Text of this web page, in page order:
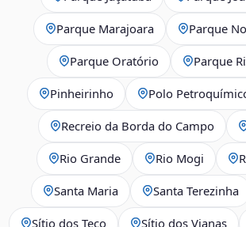
Parque Marajoara Parque
Parque Oratório Parque
Pinheirinho Polo
Recreio da Borda do Campo
Rio Grande Rio Mogi
Santa Maria Santa Terezinha
Sítio dos Teco Sítio dos Vianas